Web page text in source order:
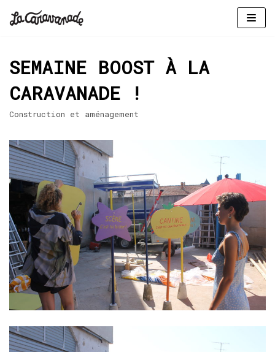
contenu
SEMAINE BOOST À LA
CARAVANADE !
Construction et aménagement